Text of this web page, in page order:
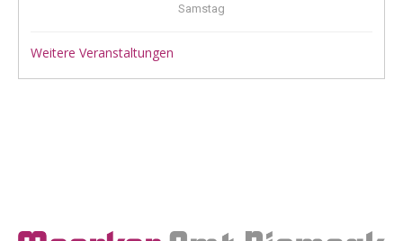
Samstag
Weitere Veranstaltungen